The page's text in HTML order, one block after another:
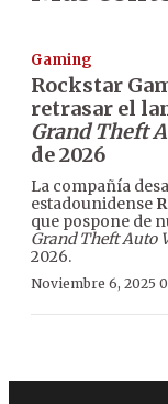
Gaming
Rockstar
retrasar el
Grand Theft
de 2026
La compañía
estadounidense
que pospone de
Grand Theft Auto
2026.
Noviembre 6, 2025